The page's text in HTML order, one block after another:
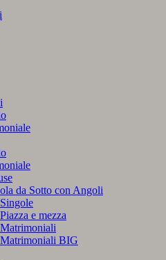
da Sotto con Angoli
Singole
Piazza e mezza
Matrimoniali
Matrimoniali BIG